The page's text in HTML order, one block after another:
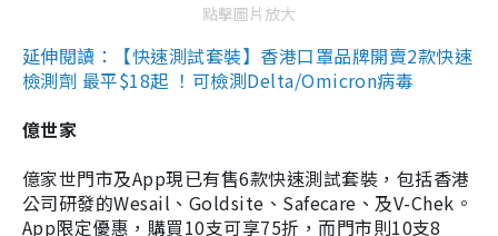
點擊圖片放大
延伸閱讀：【快速測試套裝】香港口罩品牌開賣2款快速
檢測劑 最平$18起 ！可檢測Delta/Omicron病毒
億世家
億家世門市及App現已有售6款快速測試套裝，包括香港
公司研發的Wesail、Goldsite、Safecare、及V-Chek。
App限定優惠，購買10支可享75折，而門市則10支8